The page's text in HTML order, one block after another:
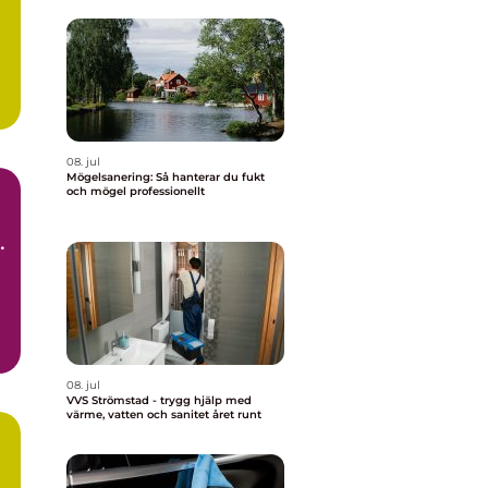
08. jul
Mögelsanering: Så hanterar du fukt
och mögel professionellt
08. jul
VVS Strömstad - trygg hjälp med
värme, vatten och sanitet året runt